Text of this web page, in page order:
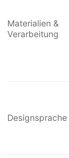
Materialien &
Verarbeitung
Designsprache